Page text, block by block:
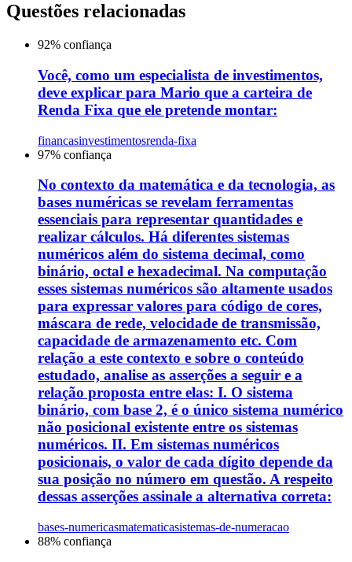
Questões relacionadas
92% confiança
Você, como um especialista de investimentos,
deve explicar para Mario que a carteira de
Renda Fixa que ele pretende montar:
financasinvestimentosrenda-fixa
97% confiança
No contexto da matemática e da tecnologia, as
bases numéricas se revelam ferramentas
essenciais para representar quantidades e
realizar cálculos. Há diferentes sistemas
numéricos além do sistema decimal, como
binário, octal e hexadecimal. Na computação
esses sistemas numéricos são altamente usados
para expressar valores para código de cores,
máscara de rede, velocidade de transmissão,
capacidade de armazenamento etc. Com
relação a este contexto e sobre o conteúdo
estudado, analise as asserções a seguir e a
relação proposta entre elas: I. O sistema
binário, com base 2, é o único sistema numérico
não posicional existente entre os sistemas
numéricos. II. Em sistemas numéricos
posicionais, o valor de cada dígito depende da
sua posição no número em questão. A respeito
dessas asserções assinale a alternativa correta:
bases-numericasmatematicasistemas-de-numeracao
88% confiança